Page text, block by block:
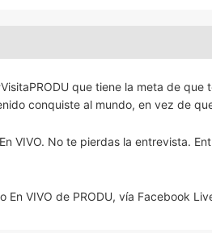
que tiene la meta de
conquiste al mundo, en vez de
VIVO. No te pierdas la entrevista.
En VIVO de PRODU, vía Facebook